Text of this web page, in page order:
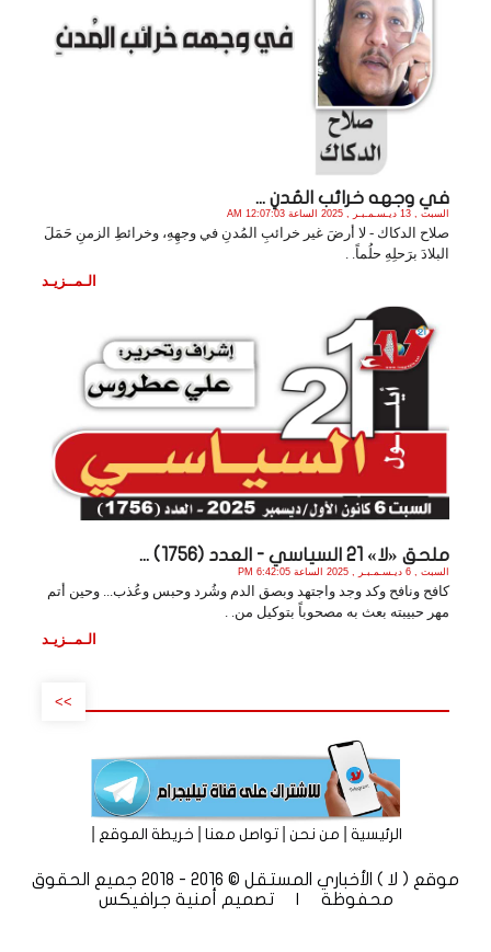
في وجهه خرائب المُدنِ ...
السبت , 13 ديـسـمـبـر , 2025 الساعة 12:07:03 AM
صلاح الدكاك - لا أرضَ غير خرائبِ المُدنِ في وجهِهِ، وخرائطِ الزمنِ حَمَلَ
البلادَ برَحلِهِ حلُماً. .
الـمــزيـد
ملحق «لا» 21 السياسي - العدد (1756) ...
السبت , 6 ديـسـمـبـر , 2025 الساعة 6:42:05 PM
كافح ونافح وكد وجد واجتهد وبصق الدم وشُرد وحبس وعُذب... وحين أتم
مهر حبيبته بعث به مصحوباً بتوكيل من. .
الـمــزيـد
>>
الرئيسية|من نحن|تواصل معنا|خريطة الموقع
موقع ( لا ) الأخباري المستقل © 2016 - 2018 جميع الحقوق
محفوظة | تصميم
أمنية جرافيكس